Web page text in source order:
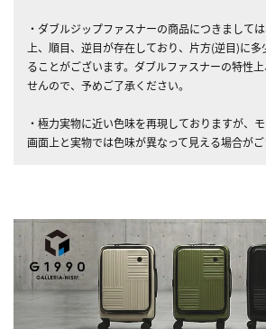
・ダブルジップファスナーの商品につきまして
上、順目、逆目が存在しており、片方(逆目)に
ることがございます。ダブルファスナーの特性
せんので、予めご了承ください。
・極力実物に近い色味を再現しておりますが、
画面上と実物では色味が異なって見える場合がご